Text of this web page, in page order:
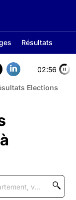
Résultats
02:56
Elections